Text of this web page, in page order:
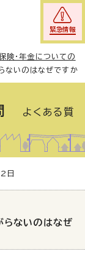
緊急情報
険・年金についての
ないのはなぜですか
よくある質
日
らないのはなぜ